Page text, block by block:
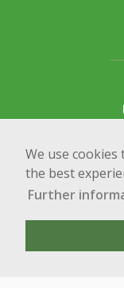
We use
the best
Further